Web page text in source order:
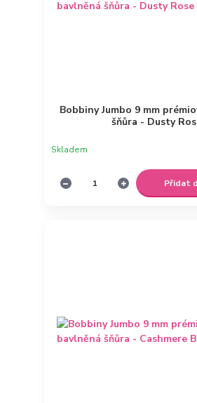
Bobbiny Jumbo 9 mm
šňůra - Dusty
Skladem
Přidat